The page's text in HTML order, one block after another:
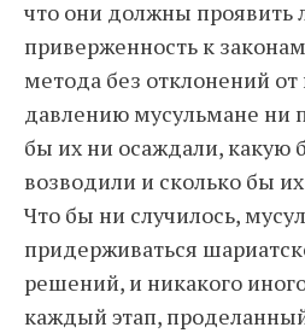
что они должны проявить
приверженность к
метода без отклонений
давлению мусульмане ни
бы их ни осаждали, какую
возводили и сколько бы
Что бы ни случилось,
придерживаться
решений, и никакого
каждый этап,